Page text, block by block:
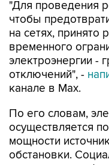
на сетях, принято
временного
электроэнергии -
отключений", -
канале в Max.
По его словам,
мощности
обстановки.
критическая
резервным